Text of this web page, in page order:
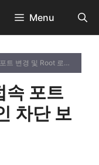
Menu
로그인 차단 보안 설정 명령어
속 포트
차단 보